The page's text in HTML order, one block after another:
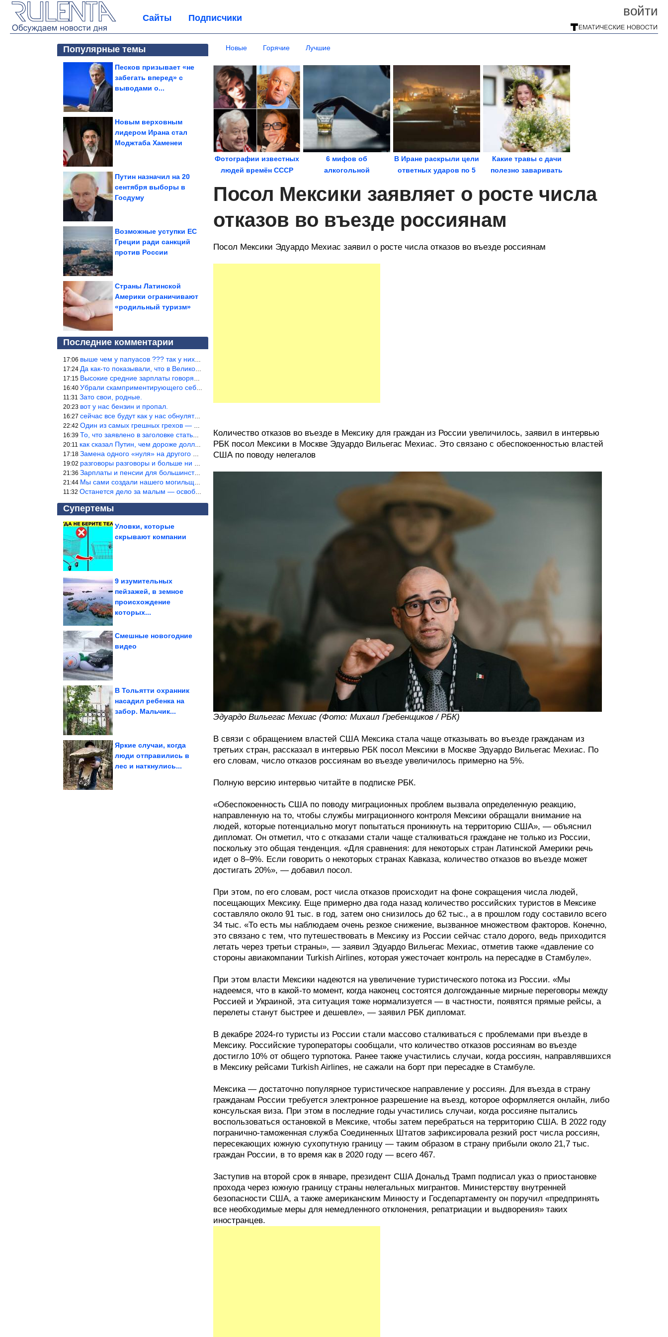
войти
Сайты Подписчики
Популярные темы
Песков призывает «не
забегать вперед» с
выводами о...
Новым верховным
лидером Ирана стал
Моджтаба Хаменеи
Путин назначил на 20
сентября выборы в
Госдуму
Возможные уступки ЕС
Греции ради санкций
против России
Страны Латинской
Америки ограничивают
«родильный туризм»
Последние комментарии
17:06 выше чем у папуасов ??? так у них вообще зарплат нет.
17:24 Да как-то показывали, что в Великобритании вообще корм для живот
17:15 Высокие средние зарплаты говорят о заоблачных зарплатах определё
16:40 Убрали скамприментирующего себя марианетку, кто будет следующим…
11:31 Зато свои, родные.
20:23 вот у нас бензин и пропал.
16:27 сейчас все будут как у нас обнуляться.
22:42 Один из самых грешных грехов — считать себя непогрешимым.
16:39 То, что заявлено в заголовке статьи противоречит утверждению &qu
20:11 как сказал Путин, чем дороже доллар тем дороже нефть продадим.
17:18 Замена одного «нуля» на другого «нуля» в рамках одной и той же с
19:02 разговоры разговоры и больше ни чего 9я часть балабола.
21:36 Зарплаты и пенсии для большинства населения в регионах нищенские
21:44 Мы сами создали нашего могильщика, это ИИ. Он нас и похоронит. М
11:32 Останется дело за малым — освободить планету Земля от глупого ви
Супертемы
Лёгкий бред на высокой
Уловки, которые
скрывают компании
9 изумительных
пейзажей, в земное
происхождение
которых...
Смешные новогодние
видео
Случаи, когда животных
еды, но...
В Тольятти охранник
насадил ребенка на
забор. Мальчик...
приспособление из
Яркие случаи, когда
люди отправились в
лес и наткнулись...
Новые Горячие Лучшие
Фотографии известных
людей времён СССР
6 мифов об
алкогольной
В Иране раскрыли цели
ответных ударов по 5
Какие травы с дачи
полезно заваривать
Посол Мексики заявляет о росте числа
отказов во въезде россиянам
Посол Мексики Эдуардо Мехиас заявил о росте числа отказов во въезде россиянам
Количество отказов во въезде в Мексику для граждан из России увеличилось, заявил в интервью
РБК посол Мексики в Москве Эдуардо Вильегас Мехиас. Это связано с обеспокоенностью властей
США по поводу нелегалов
Эдуардо Вильегас Мехиас (Фото: Михаил Гребенщиков / РБК)
В связи с обращением властей США Мексика стала чаще отказывать во въезде гражданам из
третьих стран, рассказал в интервью РБК посол Мексики в Москве Эдуардо Вильегас Мехиас. По
его словам, число отказов россиянам во въезде увеличилось примерно на 5%.
Полную версию интервью читайте в подписке РБК.
«Обеспокоенность США по поводу миграционных проблем вызвала определенную реакцию,
направленную на то, чтобы службы миграционного контроля Мексики обращали внимание на
людей, которые потенциально могут попытаться проникнуть на территорию США», — объяснил
дипломат. Он отметил, что с отказами стали чаще сталкиваться граждане не только из России,
поскольку это общая тенденция. «Для сравнения: для некоторых стран Латинской Америки речь
идет о 8–9%. Если говорить о некоторых странах Кавказа, количество отказов во въезде может
достигать 20%», — добавил посол.
При этом, по его словам, рост числа отказов происходит на фоне сокращения числа людей,
посещающих Мексику. Еще примерно два года назад количество российских туристов в Мексике
составляло около 91 тыс. в год, затем оно снизилось до 62 тыс., а в прошлом году составило всего
34 тыс. «То есть мы наблюдаем очень резкое снижение, вызванное множеством факторов. Конечно,
это связано с тем, что путешествовать в Мексику из России сейчас стало дорого, ведь приходится
летать через третьи страны», — заявил Эдуардо Вильегас Мехиас, отметив также «давление со
стороны авиакомпании Turkish Airlines, которая ужесточает контроль на пересадке в Стамбуле».
При этом власти Мексики надеются на увеличение туристического потока из России. «Мы
надеемся, что в какой-то момент, когда наконец состоятся долгожданные мирные переговоры между
Россией и Украиной, эта ситуация тоже нормализуется — в частности, появятся прямые рейсы, а
перелеты станут быстрее и дешевле», — заявил РБК дипломат.
В декабре 2024-го туристы из России стали массово сталкиваться с проблемами при въезде в
Мексику. Российские туроператоры сообщали, что количество отказов россиянам во въезде
достигло 10% от общего турпотока. Ранее также участились случаи, когда россиян, направлявшихся
в Мексику рейсами Turkish Airlines, не сажали на борт при пересадке в Стамбуле.
Мексика — достаточно популярное туристическое направление у россиян. Для въезда в страну
гражданам России требуется электронное разрешение на въезд, которое оформляется онлайн, либо
консульская виза. При этом в последние годы участились случаи, когда россияне пытались
воспользоваться остановкой в Мексике, чтобы затем перебраться на территорию США. В 2022 году
погранично-таможенная служба Соединенных Штатов зафиксировала резкий рост числа россиян,
пересекающих южную сухопутную границу — таким образом в страну прибыли около 21,7 тыс.
граждан России, в то время как в 2020 году — всего 467.
Заступив на второй срок в январе, президент США Дональд Трамп подписал указ о приостановке
прохода через южную границу страны нелегальных мигрантов. Министерству внутренней
безопасности США, а также американским Минюсту и Госдепартаменту он поручил «предпринять
все необходимые меры для немедленного отклонения, репатриации и выдворения» таких
иностранцев.